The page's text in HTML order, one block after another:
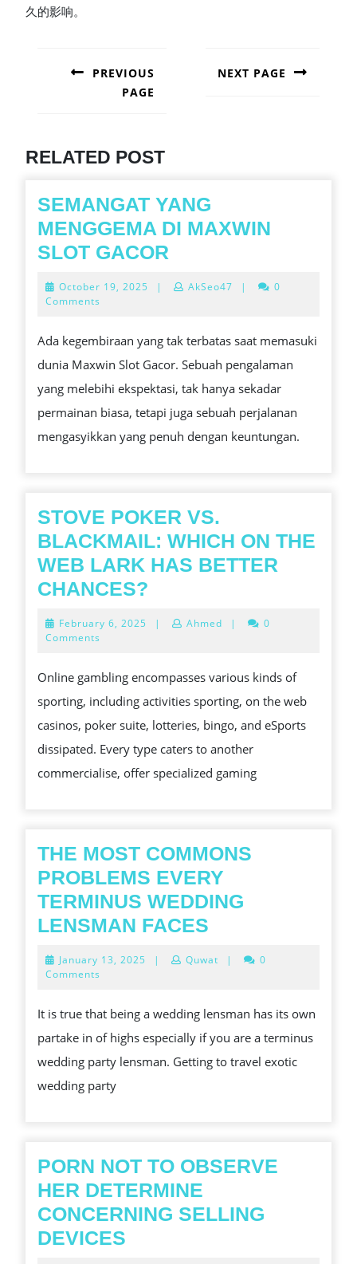
久的影响。
NAVIGATION
PREVIOUS
PAGE
NEXT PAGE
RELATED POST
SEMANGAT YANG
MENGGEMA DI MAXWIN
SLOT GACOR
MENGGEMA
MAXWIN
SLOT
GACOR
October 19, 2025 October
| AkSeo47 |
0
Comments
Ada kegembiraan yang tak terbatas saat memasuki
dunia Maxwin Slot Gacor. Sebuah pengalaman
yang melebihi ekspektasi, tak hanya sekadar
permainan biasa, tetapi juga sebuah perjalanan
mengasyikkan yang penuh dengan keuntungan.
STOVE POKER VS.
BLACKMAIL: WHICH ON THE
WEB LARK HAS BETTER
CHANCES?
VS.
WHICH
ON
THE
WEB
LARK
CHANCES?
February 6, 2025 February
| Ahmed |
0
Comments
Online gambling encompasses various kinds of
sporting, including activities sporting, on the web
casinos, poker suite, lotteries, bingo, and eSports
dissipated. Every type caters to another
commercialise, offer specialized gaming
THE MOST COMMONS
PROBLEMS EVERY
TERMINUS WEDDING
LENSMAN FACES
COMMONS
EVERY
TERMINUS
WEDDING
January 13, 2025 January
| Quwat |
0
Comments
It is true that being a wedding lensman has its own
partake in of highs especially if you are a terminus
wedding party lensman. Getting to travel exotic
wedding party
PORN NOT TO OBSERVE
HER DETERMINE
CONCERNING SELLING
DEVICES